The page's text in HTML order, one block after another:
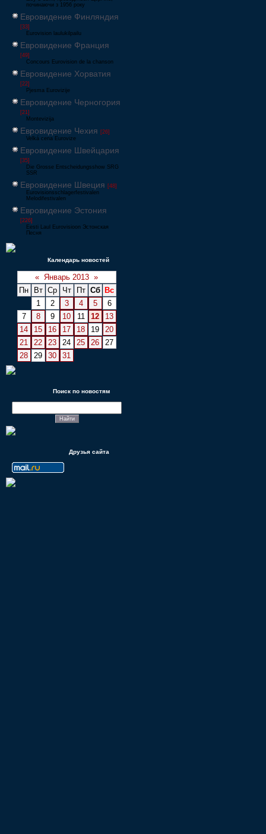
починаючи з 1956 року
Евровидение Финляндия
[33]
Eurovision laulukilpailu
Евровидение Франция
[49]
Concours Eurovision de la chanson
Евровидение Хорватия
[22]
Pjesma Eurovizije
Евровидение Черногория
[21]
Montevizija
Евровидение Чехия [26]
Velká cena Eurovize
Евровидение Швейцария
[35]
Die Grosse Entscheidungsshow SRG
SSR
Евровидение Швеция [48]
Eurovisionsschlagerfestivalen
Melodifestivalen
Евровидение Эстония
[226]
Eesti Laul Eurovisioon Эстонская
Песня
Календарь новостей
« Январь 2013 »
Пн
Вт Ср Чт Пт Сб
Вс
1
2 3 4 5
6
7
8 9 10 11 12
13
14
15 16 17 18 19
20
21
22 23 24 25 26
27
28
29 30 31
Поиск по новостям
Друзья сайта